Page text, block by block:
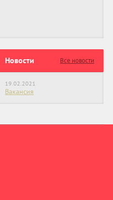
Новости Все новости
19.02.2021
Вакансия